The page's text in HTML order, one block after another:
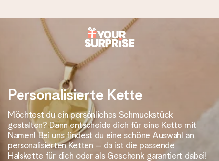
Heute bestellt, in 1 Werktag verschickt
Wir bereiten dein Geschenk sorgfältig vor und schicken es
blitzschnell – damit du es genau zum richtigen Zeitpunkt
überreichen kannst, wenn es am meisten zählt.
4,8 (basierend auf +15.000 Bewertungen)
Unsere Geschenke begeistern. Kunden bewerten uns mit
4,8 bei Google Reviews (Gesamtergebnis aller Länder, in
Personalisierte Kette
Möchtest du ein persönliches Schmuckstück
gestalten? Dann entscheide dich für eine Kette mit
Namen! Bei uns findest du eine schöne Auswahl an
personalisierten Ketten – da ist die passende
Halskette für dich oder als Geschenk garantiert dabei!